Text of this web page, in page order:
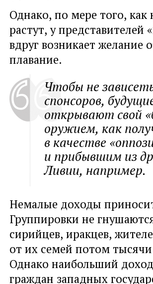
Однако, по мере того, как
растут, у представителей «
вдруг возникает желание
плавание.
Чтобы не
спонсоров,
открывают свой «
оружием, как
в качестве «
и прибывшим из
Ливии, например.
Немалые доходы
Группировки не
сирийцев, иракцев,
от их семей потом
Однако наибольший
граждан западных